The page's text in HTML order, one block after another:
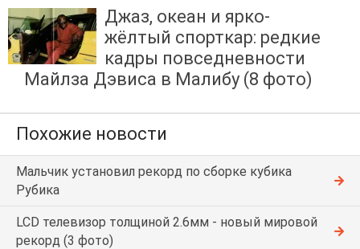
Джаз, океан и ярко-
жёлтый спорткар: редкие
кадры повседневности
Майлза Дэвиса в Малибу (8 фото)
Похожие новости
Мальчик установил рекорд по сборке кубика
Рубика
LCD телевизор толщиной 2.6мм - новый мировой
рекорд (3 фото)